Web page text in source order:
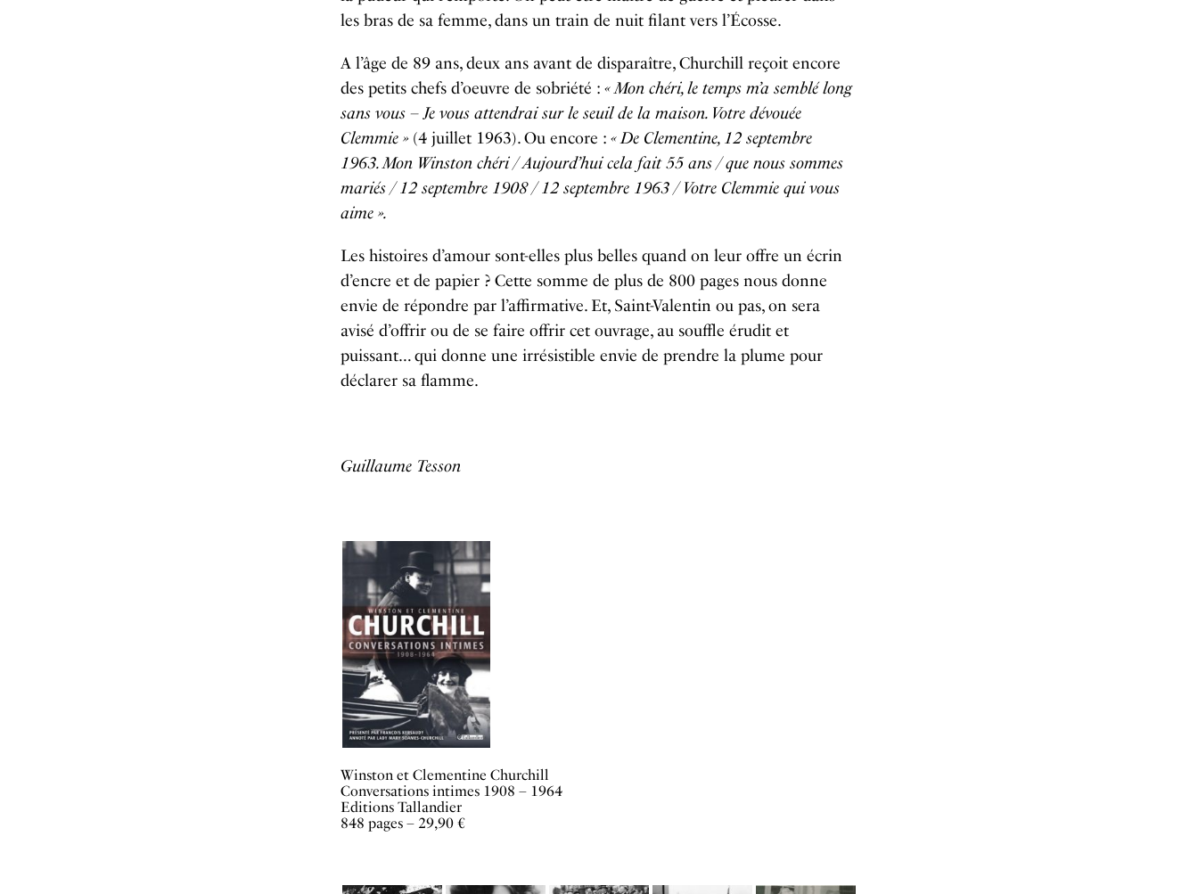
les bras de sa femme, dans un train de nuit filant vers l’Écosse.
A l’âge de 89 ans, deux ans avant de disparaître, Churchill reçoit encore
des petits chefs d’oeuvre de sobriété : « Mon chéri, le temps m’a semblé long
sans vous – Je vous attendrai sur le seuil de la maison. Votre dévouée
Clemmie » (4 juillet 1963). Ou encore : « De Clementine, 12 septembre
1963. Mon Winston chéri / Aujourd’hui cela fait 55 ans / que nous sommes
mariés / 12 septembre 1908 / 12 septembre 1963 / Votre Clemmie qui vous
aime ».
Les histoires d’amour sont-elles plus belles quand on leur offre un écrin
d’encre et de papier ? Cette somme de plus de 800 pages nous donne
envie de répondre par l’affirmative. Et, Saint-Valentin ou pas, on sera
avisé d’offrir ou de se faire offrir cet ouvrage, au souffle érudit et
puissant… qui donne une irrésistible envie de prendre la plume pour
déclarer sa flamme.
Guillaume Tesson
Winston et Clementine Churchill
Conversations intimes 1908 – 1964
Editions Tallandier
848 pages – 29,90 €